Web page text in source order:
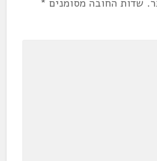
שדות החובה מסומנים *